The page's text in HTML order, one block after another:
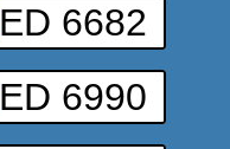
ED 6682
ED 6990